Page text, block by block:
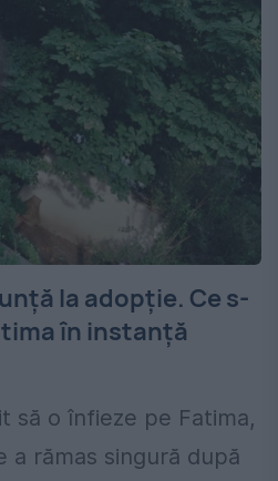
la adopție. Ce s-
în instanță
să o înfieze pe Fatima,
a rămas singură după